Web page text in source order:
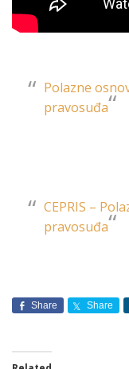
Polazne
pravosuđa
CEPRIS –
pravosuđa
Share Share